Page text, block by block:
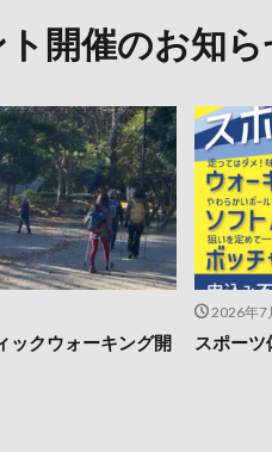
開催のお知ら
ックウォーキング開
2026年7
スポーツ